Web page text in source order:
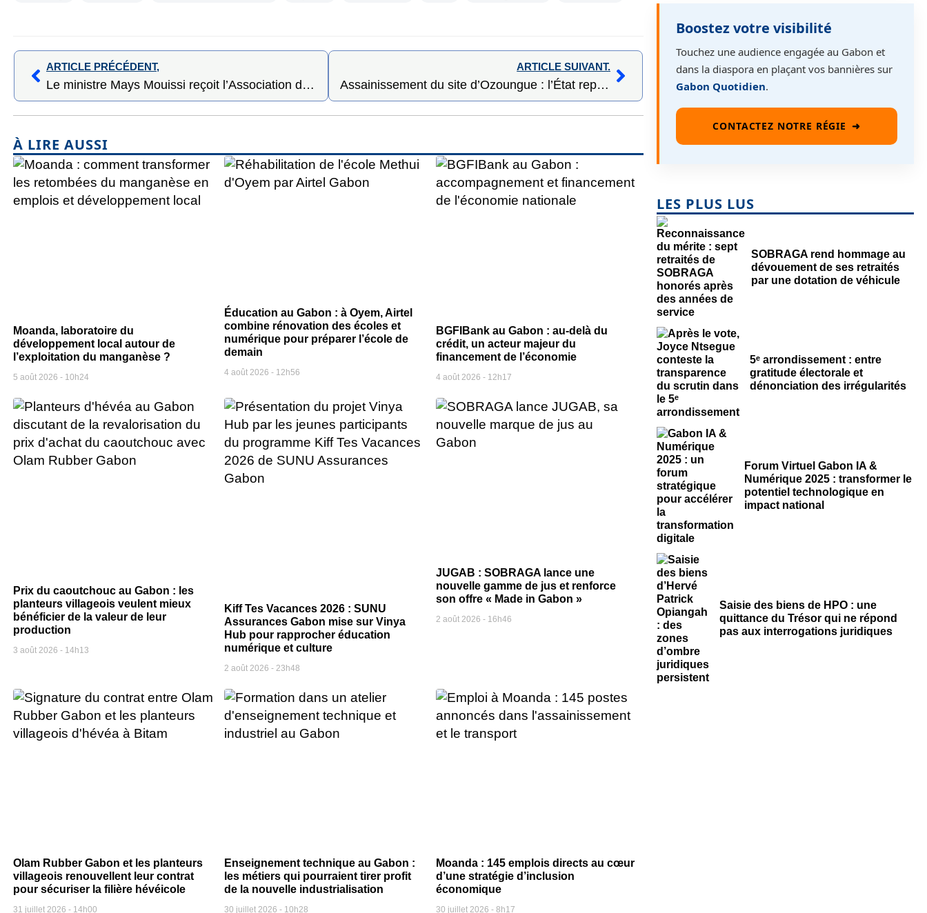
ARTICLE PRÉCÉDENT,
Le ministre Mays Mouissi reçoit l’Association des jeunes recycleurs de Mindoubé
ARTICLE SUIVANT.
Assainissement du site d’Ozoungue : l’État reprend la main face aux dérives environnementales et sociales
À LIRE AUSSI
Moanda, laboratoire du
développement local autour de
l’exploitation du manganèse ?
5 août 2026 10h24
Éducation au Gabon : à Oyem, Airtel
combine rénovation des écoles et
numérique pour préparer l’école de
demain
4 août 2026 12h56
BGFIBank au Gabon : au-delà du
crédit, un acteur majeur du
financement de l’économie
4 août 2026 12h17
Prix du caoutchouc au Gabon : les
planteurs villageois veulent mieux
bénéficier de la valeur de leur
production
3 août 2026 14h13
Kiff Tes Vacances 2026 : SUNU
Assurances Gabon mise sur Vinya
Hub pour rapprocher éducation
numérique et culture
2 août 2026 23h48
JUGAB : SOBRAGA lance une
nouvelle gamme de jus et renforce
son offre « Made in Gabon »
2 août 2026 16h46
Olam Rubber Gabon et les planteurs
villageois renouvellent leur contrat
pour sécuriser la filière hévéicole
31 juillet 2026 14h00
Enseignement technique au Gabon :
les métiers qui pourraient tirer profit
de la nouvelle industrialisation
30 juillet 2026 10h28
Moanda : 145 emplois directs au cœur
d’une stratégie d’inclusion
économique
30 juillet 2026 8h17
Boostez votre visibilité
Touchez une audience engagée au Gabon et
dans la diaspora en plaçant vos bannières sur
Gabon Quotidien.
CONTACTEZ NOTRE RÉGIE ➜
LES PLUS LUS
SOBRAGA rend hommage au
dévouement de ses retraités
par une dotation de véhicule
5ᵉ arrondissement : entre
gratitude électorale et
dénonciation des irrégularités
Forum Virtuel Gabon IA &
Numérique 2025 : transformer le
potentiel technologique en
impact national
Saisie des biens de HPO : une
quittance du Trésor qui ne répond
pas aux interrogations juridiques